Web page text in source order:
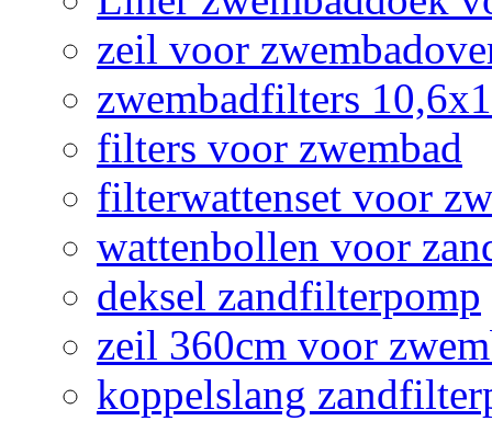
zeil voor
zwembadfilters
filters voor zwembad
filterwattenset voor
wattenbollen voor
deksel zandfilterpomp
zeil 360cm voor
koppelslang